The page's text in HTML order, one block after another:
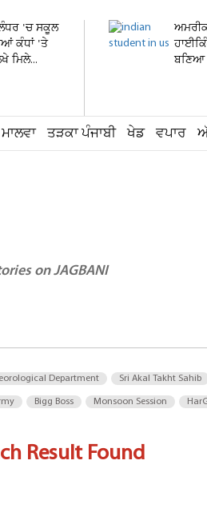
'ਚ ਸਕੂਲ
ਕੰਧਾਂ 'ਤੇ
ਮਿਲੇ...
ਬਣਿਆ
ਮਾਲਵਾ ਤੜਕਾ ਪੰਜਾਬੀ ਖੇਡ ਵਪਾਰ
on JAGBANI
Department Sri Akal Takht Sahib
Bigg Boss Monsoon Session
Result Found